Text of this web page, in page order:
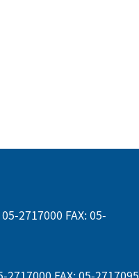
2717000 FAX: 05-